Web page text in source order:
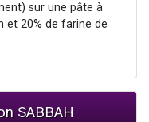
sur une pâte à
et 20% de farine de
SABBAH